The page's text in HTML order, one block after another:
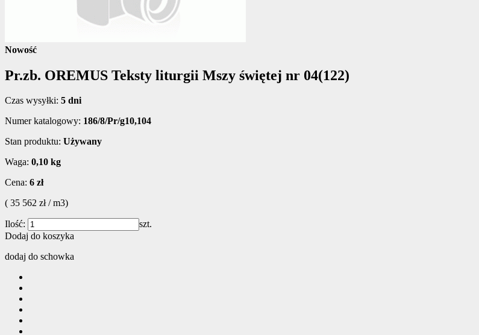
Nowość
Pr.zb. OREMUS Teksty liturgii Mszy świętej nr 04(122)
Czas wysyłki: 5 dni
Numer katalogowy: 186/8/Pr/g10,104
Stan produktu: Używany
Waga: 0,10 kg
Cena: 6 zł
( 35 562 zł / m3)
Ilość:
szt.
Dodaj do koszyka
dodaj do schowka